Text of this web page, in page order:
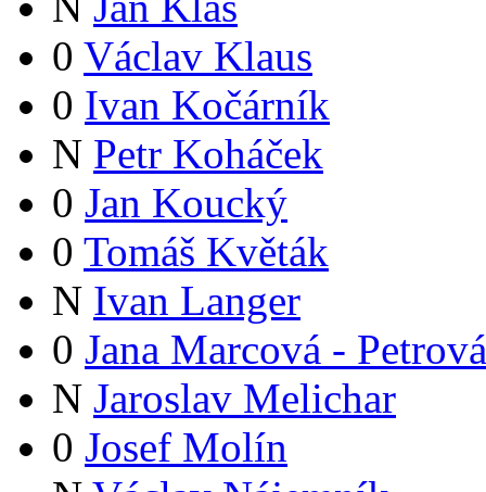
0 Václav Klaus
0 Ivan Kočárník
N Petr Koháček
0 Jan Koucký
0 Tomáš Květák
N Ivan Langer
0 Jana Marcová - Petrová
N Jaroslav Melichar
0 Josef Molín